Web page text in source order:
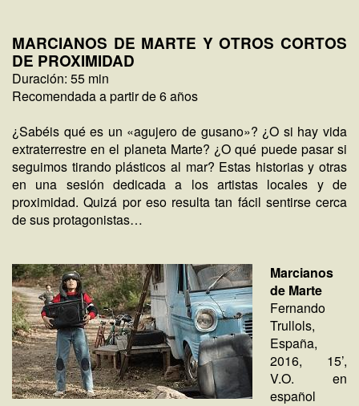
MARCIANOS DE MARTE Y OTROS CORTOS
DE PROXIMIDAD
Duración: 55 min
Recomendada a partir de 6 años
¿Sabéis qué es un «agujero de gusano»? ¿O si hay vida
extraterrestre en el planeta Marte? ¿O qué puede pasar si
seguimos tirando plásticos al mar? Estas historias y otras
en una sesión dedicada a los artistas locales y de
proximidad. Quizá por eso resulta tan fácil sentirse cerca
de sus protagonistas…
Marcianos
de Marte
Fernando
Trullols,
España,
2016, 15’,
V.O. en
español